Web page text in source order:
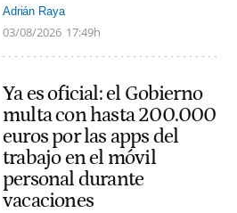
Adrián Raya
03/08/2026 17:49h
Ya es oficial: el Gobierno
multa con hasta 200.000
euros por las apps del
trabajo en el móvil
personal durante
vacaciones